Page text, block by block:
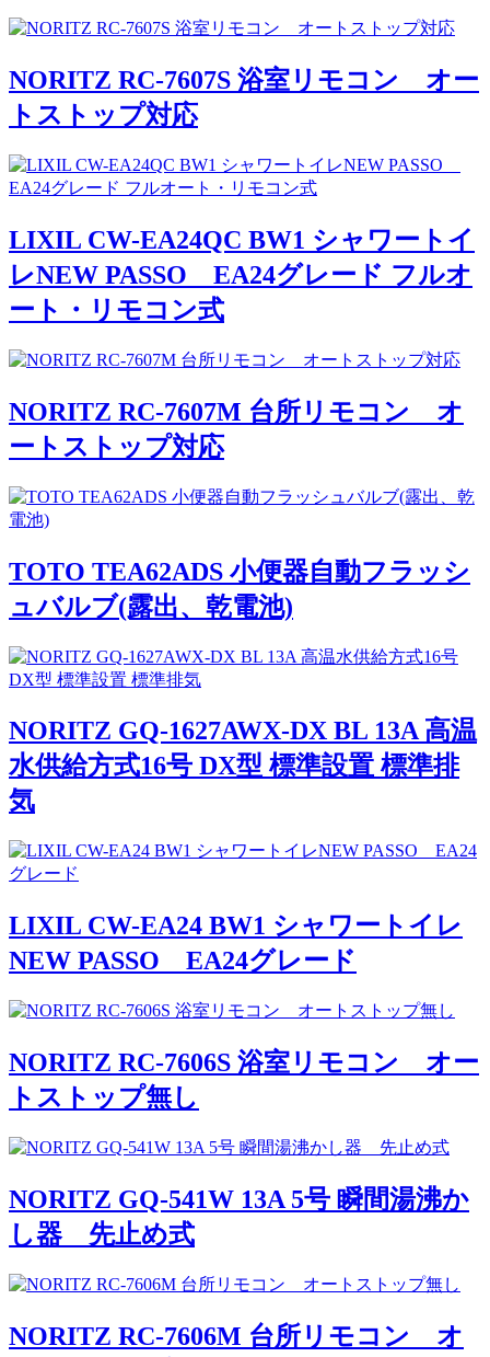
NORITZ RC-7607S 浴室リモコン オー
トストップ対応
LIXIL CW-EA24QC BW1 シャワートイ
レNEW PASSO EA24グレード フルオ
ート・リモコン式
NORITZ RC-7607M 台所リモコン オ
ートストップ対応
TOTO TEA62ADS 小便器自動フラッシ
ュバルブ(露出、乾電池)
NORITZ GQ-1627AWX-DX BL 13A 高温
水供給方式16号 DX型 標準設置 標準排
気
LIXIL CW-EA24 BW1 シャワートイレ
NEW PASSO EA24グレード
NORITZ RC-7606S 浴室リモコン オー
トストップ無し
NORITZ GQ-541W 13A 5号 瞬間湯沸か
し器 先止め式
NORITZ RC-7606M 台所リモコン オ